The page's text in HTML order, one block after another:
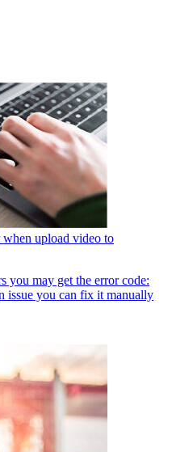
upload video to
you may get the error code:
issue you can fix it manually